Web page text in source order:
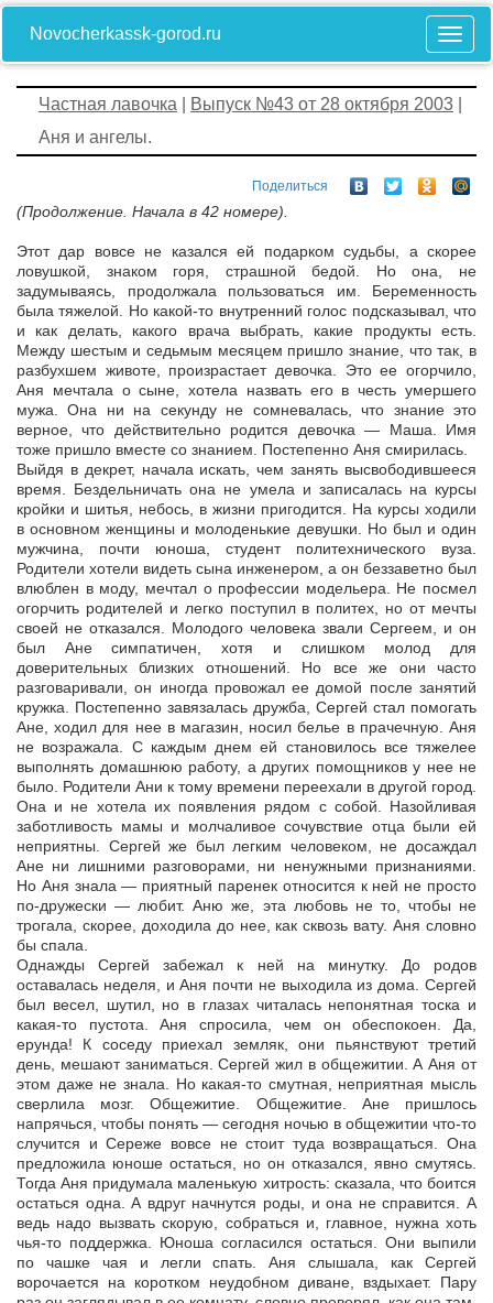
Novocherkassk-gorod.ru
Частная лавочка Выпуск №43 от 28 октября 2003
Аня и ангелы.
Поделиться
(Продолжение. Начала в 42 номере).
Этот дар вовсе не казался ей подарком судьбы, а скорее
ловушкой, знаком горя, страшной бедой. Но она, не
задумываясь, продолжала пользоваться им. Беременность
была тяжелой. Но какой-то внутренний голос подсказывал, что
и как делать, какого врача выбрать, какие продукты есть.
Между шестым и седьмым месяцем пришло знание, что так, в
разбухшем животе, произрастает девочка. Это ее огорчило,
Аня мечтала о сыне, хотела назвать его в честь умершего
мужа. Она ни на секунду не сомневалась, что знание это
верное, что действительно родится девочка — Маша. Имя
тоже пришло вместе со знанием. Постепенно Аня смирилась.
Выйдя в декрет, начала искать, чем занять высвободившееся
время. Бездельничать она не умела и записалась на курсы
кройки и шитья, небось, в жизни пригодится. На курсы ходили
в основном женщины и молоденькие девушки. Но был и один
мужчина, почти юноша, студент политехнического вуза.
Родители хотели видеть сына инженером, а он беззаветно был
влюблен в моду, мечтал о профессии модельера. Не посмел
огорчить родителей и легко поступил в политех, но от мечты
своей не отказался. Молодого человека звали Сергеем, и он
был Ане симпатичен, хотя и слишком молод для
доверительных близких отношений. Но все же они часто
разговаривали, он иногда провожал ее домой после занятий
кружка. Постепенно завязалась дружба, Сергей стал помогать
Ане, ходил для нее в магазин, носил белье в прачечную. Аня
не возражала. С каждым днем ей становилось все тяжелее
выполнять домашнюю работу, а других помощников у нее не
было. Родители Ани к тому времени переехали в другой город.
Она и не хотела их появления рядом с собой. Назойливая
заботливость мамы и молчаливое сочувствие отца были ей
неприятны. Сергей же был легким человеком, не досаждал
Ане ни лишними разговорами, ни ненужными признаниями.
Но Аня знала — приятный паренек относится к ней не просто
по-дружески — любит. Аню же, эта любовь не то, чтобы не
трогала, скорее, доходила до нее, как сквозь вату. Аня словно
бы спала.
Однажды Сергей забежал к ней на минутку. До родов
оставалась неделя, и Аня почти не выходила из дома. Сергей
был весел, шутил, но в глазах читалась непонятная тоска и
какая-то пустота. Аня спросила, чем он обеспокоен. Да,
ерунда! К соседу приехал земляк, они пьянствуют третий
день, мешают заниматься. Сергей жил в общежитии. А Аня от
этом даже не знала. Но какая-то смутная, неприятная мысль
сверлила мозг. Общежитие. Общежитие. Ане пришлось
напрячься, чтобы понять — сегодня ночью в общежитии что-то
случится и Сереже вовсе не стоит туда возвращаться. Она
предложила юноше остаться, но он отказался, явно смутясь.
Тогда Аня придумала маленькую хитрость: сказала, что боится
остаться одна. А вдруг начнутся роды, и она не справится. А
ведь надо вызвать скорую, собраться и, главное, нужна хоть
чья-то поддержка. Юноша согласился остаться. Они выпили
по чашке чая и легли спать. Аня слышала, как Сергей
ворочается на коротком неудобном диване, вздыхает. Пару